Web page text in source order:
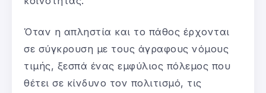
Όταν η απληστία και το πάθος έρχονται
σε σύγκρουση με τους άγραφους νόμους
τιμής, ξεσπά ένας εμφύλιος πόλεμος που
θέτει σε κίνδυνο τον πολιτισμό, τις